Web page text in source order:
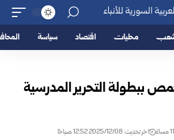
محليات اقتصاد سياسة
ببطولة التحرير المدرسية
اخر تحديث: 2025/12/08 12:52 صباحًا